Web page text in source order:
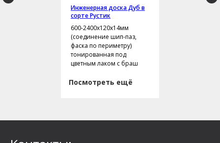
Инженерная доска Дуб в
сорте Рустик
600-2400х120х14мм
(соединение шип-паз,
фаска по периметру)
тонированная под
цветным лаком с браш
Посмотреть ещё